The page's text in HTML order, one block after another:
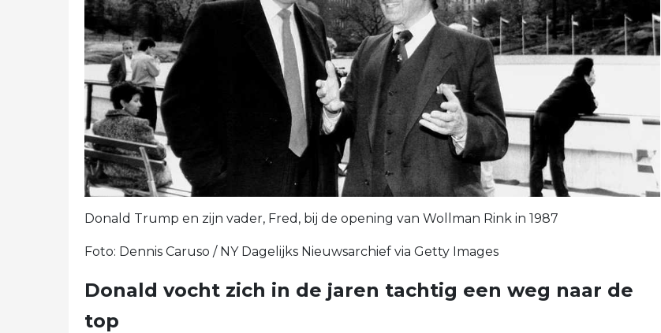
Donald Trump en zijn vader, Fred, bij de opening van Wollman Rink in 1987
Foto: Dennis Caruso / NY Dagelijks Nieuwsarchief via Getty Images
Donald vocht zich in de jaren tachtig een weg naar de
top